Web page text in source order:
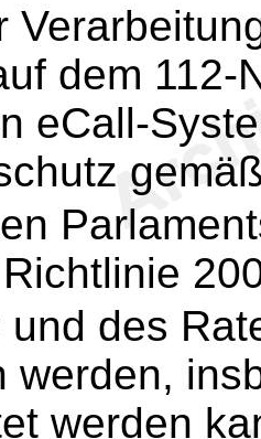
dem 112-
eCall-
und des
werden,
werden